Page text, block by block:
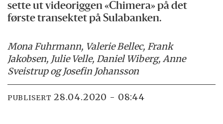
sette ut videoriggen «Chimera» på det
første transektet på Sulabanken.
Mona Fuhrmann, Valerie Bellec, Frank
Jakobsen, Julie Velle, Daniel Wiberg, Anne
Sveistrup og Josefin Johansson
PUBLISERT 28.04.2020 - 08:44